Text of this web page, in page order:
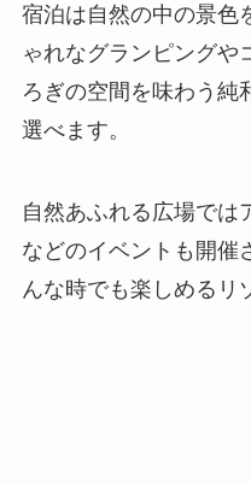
宿泊は自然の中の景色
ゃれなグランピングや
ろぎの空間を味わう純
選べます。
自然あふれる広場では
などのイベントも開催
んな時でも楽しめるリ